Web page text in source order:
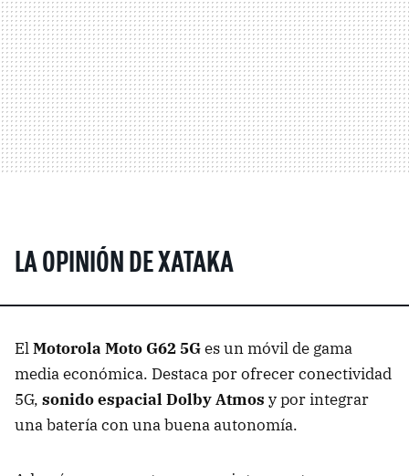
LA OPINIÓN DE XATAKA
ElMotorola Moto G62 5Ges un móvil de gama
media económica. Destaca por ofrecer conectividad
5G, sonido espacial Dolby Atmos y por integrar
una batería con una buena autonomía.